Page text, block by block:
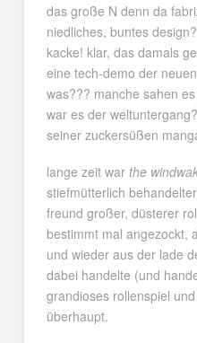
das große N denn da
niedliches, buntes
kacke! klar, das damals
eine tech-demo der
was??? manche sahen
war es der
seiner zuckersüßen
lange zeit war the
stiefmütterlich
freund großer, düsterer
bestimmt mal angezockt,
und wieder aus der lade
dabei handelte (und
grandioses rollenspiel
überhaupt.